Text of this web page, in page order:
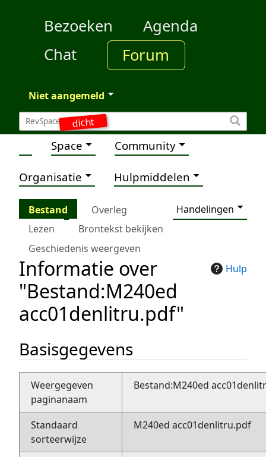
dicht
Bezoeken
Agenda
Chat
Forum
Niet aangemeld
Space Community
Organisatie Hulpmiddelen
Bestand Overleg
Handelingen
Lezen
Brontekst bekijken
Geschiedenis weergeven
Hulp
Informatie over
"Bestand:M240ed
acc01denlitru.pdf"
Basisgegevens
Weergegeven
paginanaam
Bestand:M240ed
Standaard
sorteerwijze
M240ed acc01denlitru.pdf